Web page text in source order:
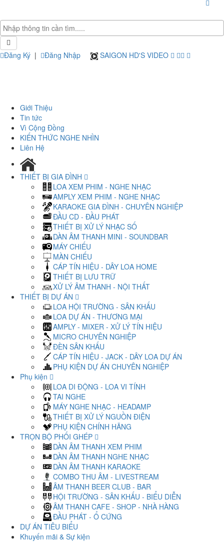
Đăng Ký | Đăng Nhập SAIGON HD'S VIDEO
Giới Thiệu
Tin tức
Vì Cộng Đồng
KIẾN THỨC NGHE NHÌN
Liên Hệ
THIẾT BỊ GIA ĐÌNH
LOA XEM PHIM - NGHE NHẠC
AMPLY XEM PHIM - NGHE NHẠC
KARAOKE GIA ĐÌNH - CHUYÊN NGHIỆP
ĐẦU CD - ĐẦU PHÁT
THIẾT BỊ XỬ LÝ NHẠC SỐ
DÀN ÂM THANH MINI - SOUNDBAR
MÁY CHIẾU
MÀN CHIẾU
CÁP TÍN HIỆU - DÂY LOA HOME
THIẾT BỊ LƯU TRỮ
XỬ LÝ ÂM THANH - NỘI THẤT
THIẾT BỊ DỰ ÁN
LOA HỘI TRƯỜNG - SÂN KHẤU
LOA DỰ ÁN - THƯƠNG MẠI
AMPLY - MIXER - XỬ LÝ TÍN HIỆU
MICRO CHUYÊN NGHIỆP
ĐÈN SÂN KHẤU
CÁP TÍN HIỆU - JACK - DÂY LOA DỰ ÁN
PHỤ KIỆN DỰ ÁN CHUYÊN NGHIỆP
Phụ kiện
LOA DI ĐỘNG - LOA VI TÍNH
TAI NGHE
MÁY NGHE NHẠC - HEADAMP
THIẾT BỊ XỬ LÝ NGUỒN ĐIỆN
PHỤ KIỆN CHÍNH HÃNG
TRỌN BỘ PHỐI GHÉP
DÀN ÂM THANH XEM PHIM
DÀN ÂM THANH NGHE NHẠC
DÀN ÂM THANH KARAOKE
COMBO THU ÂM - LIVESTREAM
ÂM THANH BEER CLUB - BAR
HỘI TRƯỜNG - SÂN KHẤU - BIỂU DIỄN
ÂM THANH CAFE - SHOP - NHÀ HÀNG
ĐẦU PHÁT - Ổ CỨNG
DỰ ÁN TIÊU BIỂU
Khuyến mãi & Sự kiện